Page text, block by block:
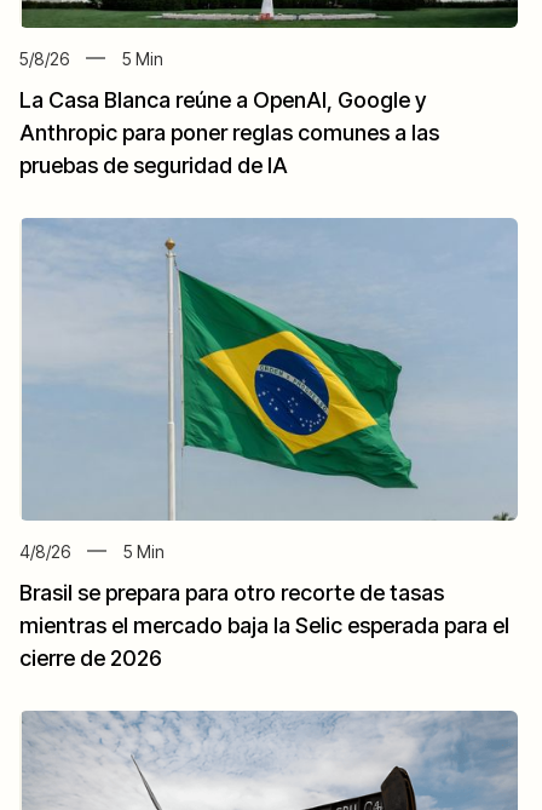
5/8/26 5 Min
La Casa Blanca reúne a OpenAI, Google y
Anthropic para poner reglas comunes a las
pruebas de seguridad de IA
4/8/26 5 Min
Brasil se prepara para otro recorte de tasas
mientras el mercado baja la Selic esperada para el
cierre de 2026